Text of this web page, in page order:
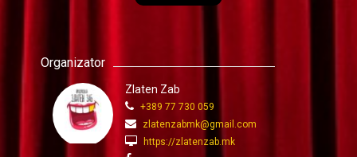
Organizator
Zlaten Zab
+389 77 730 059
zlatenzabmk@gmail.com
https://zlatenzab.mk